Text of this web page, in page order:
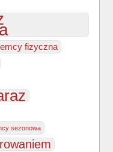
fizyczna
sezonowa